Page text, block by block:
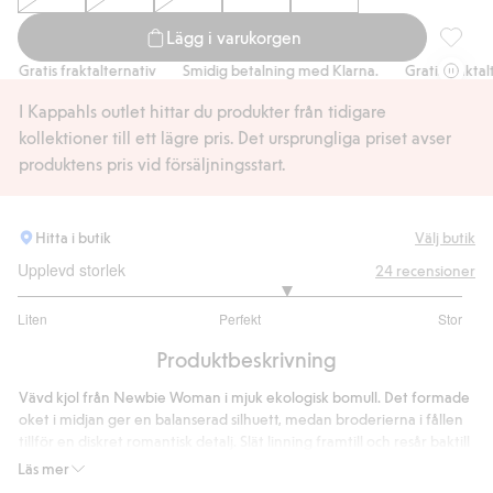
Lägg i varukorgen
Kjol
Gratis fraktalternativ Smidig betalning med Klarna. Gratis
I Kappahls outlet hittar du produkter från tidigare
kollektioner till ett lägre pris. Det ursprungliga priset avser
produktens pris vid försäljningsstart.
Hitta i butik Välj butik
Upplevd storlek
Liten Perfekt Stor
utav
19
betyg
24 recensioner
Produktbeskrivning
Läs mer
Vävd kjol från Newbie Woman i mjuk ekologisk bomull. Det formade
oket i midjan ger en balanserad silhuett, medan broderierna i fållen
ger både stil och komfort.